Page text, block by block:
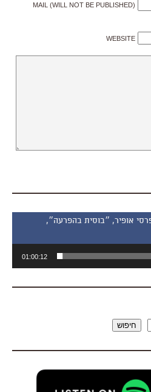
MAIL (WILL NOT BE PUBLISHED)
WEBSITE
פרסי אופיר, ״בוסית בהפרעה״,
01:00:12
חיפוש